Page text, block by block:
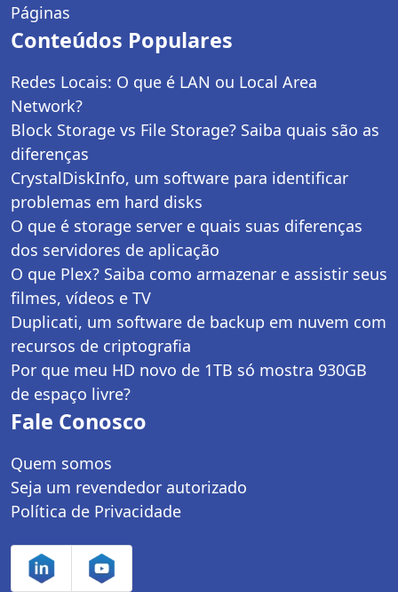
Páginas
Conteúdos Populares
Redes Locais: O que é LAN ou Local Area
Network?
Block Storage vs File Storage? Saiba quais são as
diferenças
CrystalDiskInfo, um software para identificar
problemas em hard disks
O que é storage server e quais suas diferenças
dos servidores de aplicação
O que Plex? Saiba como armazenar e assistir seus
filmes, vídeos e TV
Duplicati, um software de backup em nuvem com
recursos de criptografia
Por que meu HD novo de 1TB só mostra 930GB
de espaço livre?
Fale Conosco
Quem somos
Seja um revendedor autorizado
Política de Privacidade